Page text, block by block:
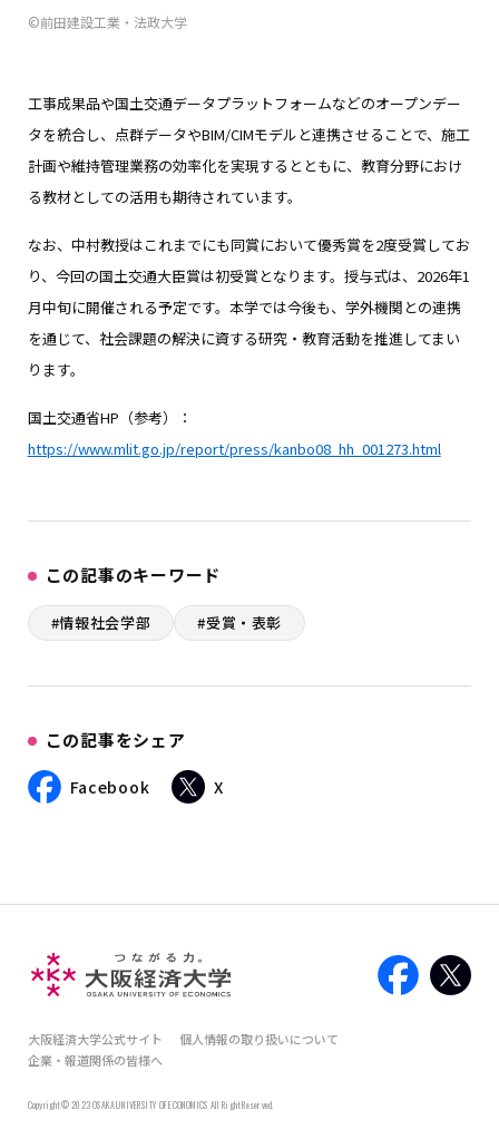
©前田建設工業・法政大学
工事成果品や国土交通データプラットフォームなどのオープンデー
タを統合し、点群データやBIM/CIMモデルと連携させることで、施工
計画や維持管理業務の効率化を実現するとともに、教育分野におけ
る教材としての活用も期待されています。
なお、中村教授はこれまでにも同賞において優秀賞を2度受賞してお
り、今回の国土交通大臣賞は初受賞となります。授与式は、2026年1
月中旬に開催される予定です。本学では今後も、学外機関との連携
を通じて、社会課題の解決に資する研究・教育活動を推進してまい
ります。
国土交通省HP（参考）：
https://www.mlit.go.jp/report/press/kanbo08_hh_001273.html
この記事のキーワード
#情報社会学部 #受賞・表彰
この記事をシェア
Facebook X
大阪経済大学公式サイト
個人情報の取り扱いについて
企業・報道関係の皆様へ
Copyright © 2023 OSAKA UNIVERSITY OF ECONOMICS All Right Reserved.